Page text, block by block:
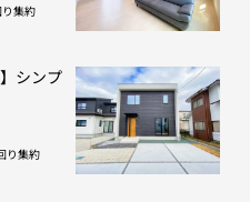
集約
シンプ
り集約